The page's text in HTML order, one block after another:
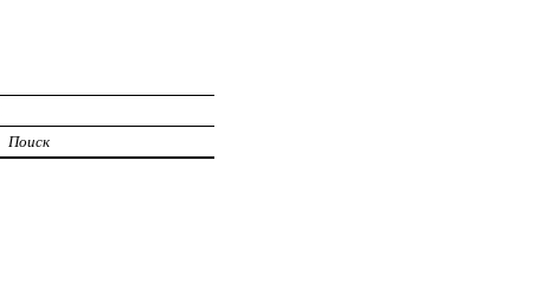
Поиск